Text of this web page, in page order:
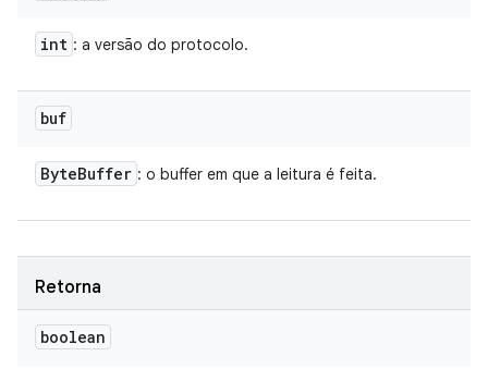
int : a versão do protocolo.
buf
ByteBuffer : o buffer em que a leitura é feita.
Retorna
boolean